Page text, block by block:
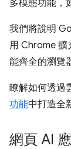
多模態功能，
我們將說明
用 Chrome 擴
能齊全的瀏覽
瞭解如何透過
功能中打造全
網頁 AI